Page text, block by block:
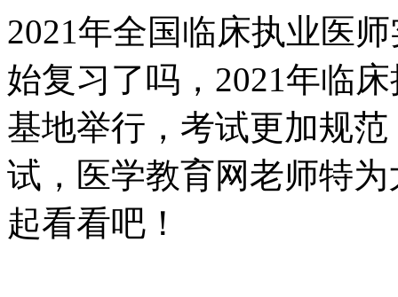
2021年全国临床执业医
始复习了吗，2021年临
基地举行，考试更加规
试，医学教育网老师特
起看看吧！